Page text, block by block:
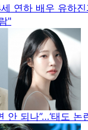
연하 배우 유하
"
안 되나”…‘태도 논